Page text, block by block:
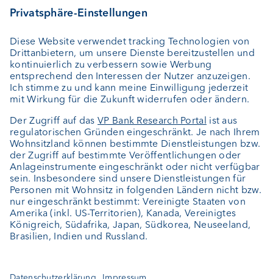
Vermögensplanung
Depotbank
Externer Vermögensverwalter
Private Label Fonds
Investment Consulting
Über uns
Portrait
Jobs
News
Kundenfeedback
Kontakt
Geschäftsbericht
Cookie-Einstellungen